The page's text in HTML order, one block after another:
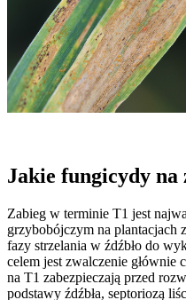
Jakie fungicydy na
Zabieg w terminie T1 jest
grzybobójczym na plantacjach
fazy strzelania w źdźbło do
celem jest zwalczenie głównie
na T1 zabezpieczają przed
podstawy źdźbła, septoriozą